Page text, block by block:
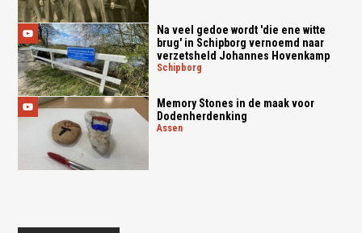
Na veel gedoe wordt 'die ene witte
brug' in Schipborg vernoemd naar
verzetsheld Johannes Hovenkamp
schipborg
Memory Stones in de maak voor
Dodenherdenking
assen